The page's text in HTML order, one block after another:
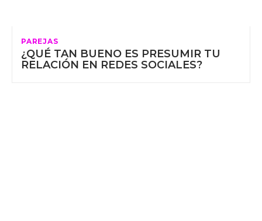
PAREJAS
¿QUÉ TAN BUENO ES PRESUMIR TU
RELACIÓN EN REDES SOCIALES?